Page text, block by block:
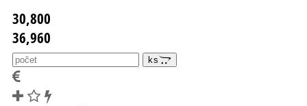
30,800
36,960
ks